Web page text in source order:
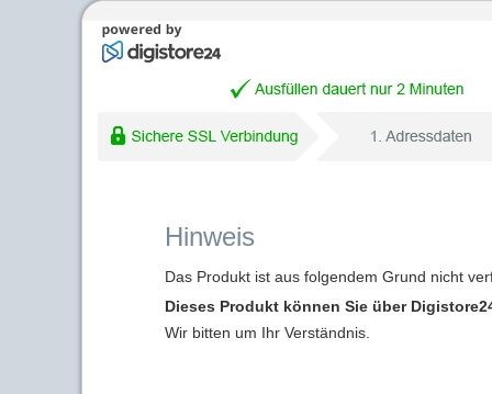
Hinweis
Das Produkt ist aus folgendem Grund nicht
Dieses Produkt können Sie über
Wir bitten um Ihr Verständnis.